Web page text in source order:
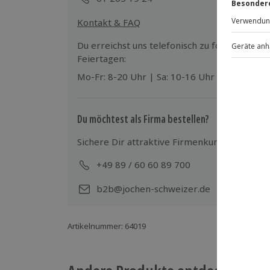
Wird gestellt: Leihbademäntel
Teilnehmer
Gutschein gültig für 2 Personen
Hinweis
Ort zu begleichen)
Kontakt & FAQ
Du erreichst uns telefonisch zu folgenden
Feiertagen:
Mo-Fr: 8-20 Uhr | Sa: 10-16 Uhr
Du möchtest als Firma bestellen?
Sichere Dir attraktive Firmenkunden Vorteile.
+49 89 / 60 60 89 700
b2b@jochen-schweizer.de
Artikelnummer: 64019